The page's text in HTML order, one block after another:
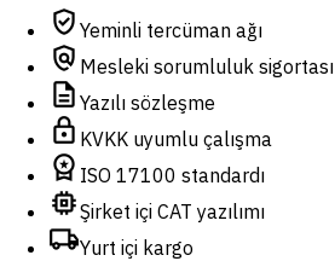
verified_user Yeminli tercüman ağı
policy Mesleki sorumluluk sigortası
description Yazılı sözleşme
lock KVKK uyumlu çalışma
workspace_premium ISO 17100 standardı
memoryŞirket içi CAT yazılımı
local_shippingYurt içi kargo